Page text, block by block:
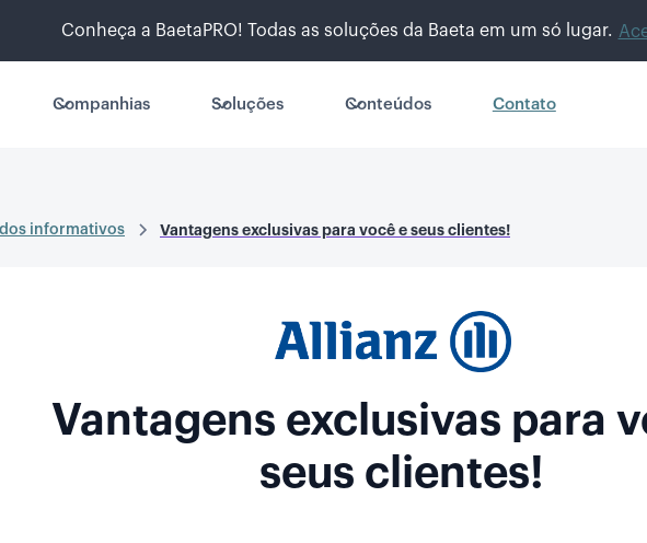
Conheça a BaetaPRO! Todas as soluções da Baeta em um só lugar.
Companhias Soluções Conteúdos Contato
informativos Vantagens exclusivas para você e seus clientes!
Vantagens exclusivas para
seus clientes!